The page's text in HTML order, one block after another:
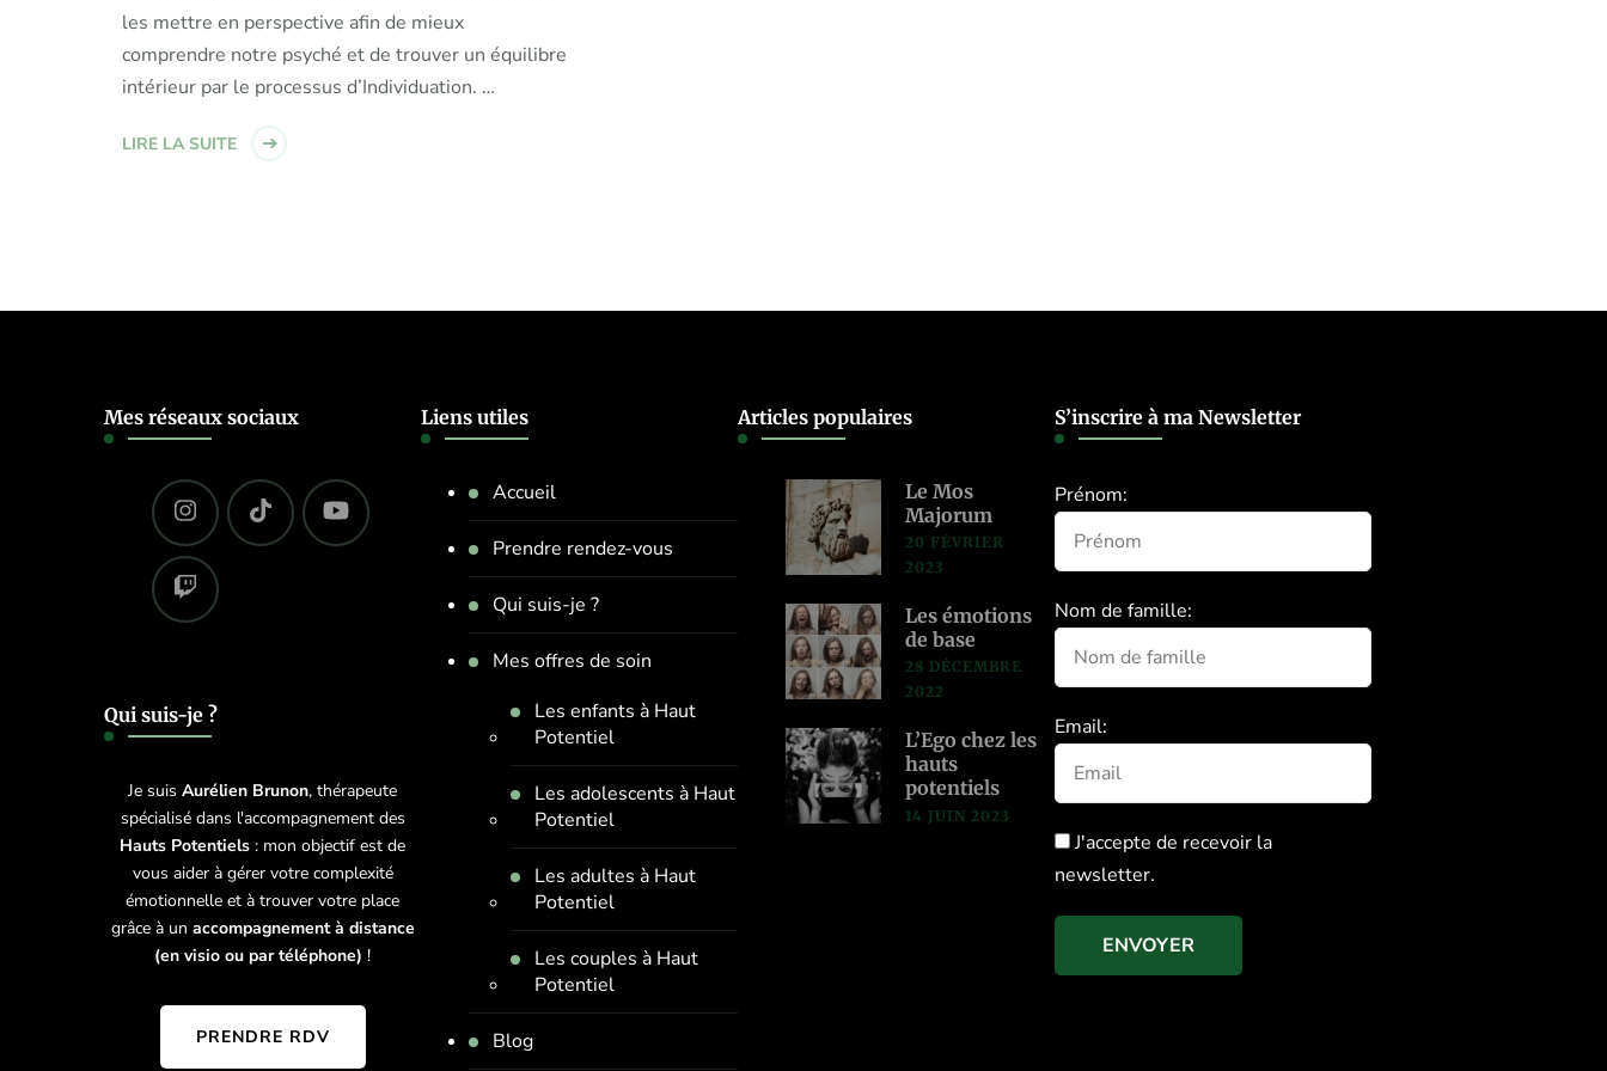
les mettre en perspective afin de mieux
comprendre notre psyché et de trouver un équilibre
intérieur par le processus d’Individuation. …
LIRE LA SUITE
Mes réseaux sociaux
Qui suis-je ?
Je suisAurélien Brunon, thérapeute
spécialisé dans l'accompagnement des
Hauts Potentiels : mon objectif est de
vous aider à gérer votre complexité
émotionnelle et à trouver votre place
grâce à un accompagnement à distance
(en visio ou par téléphone) !
PRENDRE RDV
Liens utiles
Accueil
Prendre rendez-vous
Qui suis-je ?
Mes offres de soin
Les enfants à Haut
Potentiel
Les adolescents à Haut
Potentiel
Les adultes à Haut
Potentiel
Les couples à Haut
Potentiel
Blog
Articles populaires
Le Mos
Majorum
20 FÉVRIER
2023
Les émotions
de base
28 DÉCEMBRE
2022
L’Ego chez les
hauts
potentiels
14 JUIN 2023
S’inscrire à ma Newsletter
Prénom:
Nom de famille:
Email:
J'accepte de recevoir la
newsletter.
ENVOYER